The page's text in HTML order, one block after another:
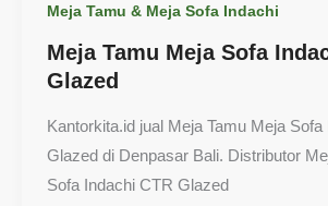
Meja Tamu & Meja Sofa Indachi
Meja Tamu Meja Sofa
Glazed
Kantorkita.id jual Meja Tamu Meja
Glazed di Denpasar Bali. Distributor
Sofa Indachi CTR Glazed